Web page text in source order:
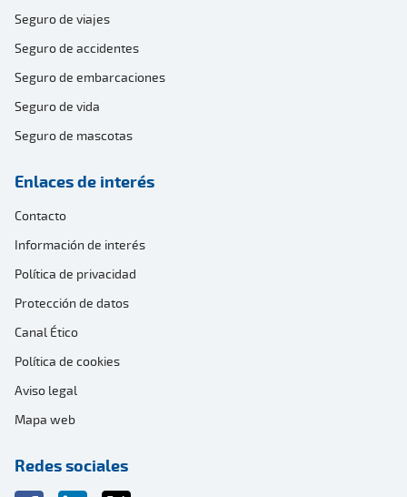
Seguro de viajes
Seguro de accidentes
Seguro de embarcaciones
Seguro de vida
Seguro de mascotas
Enlaces de interés
Contacto
Información de interés
Política de privacidad
Protección de datos
Canal Ético
Política de cookies
Aviso legal
Mapa web
Redes sociales